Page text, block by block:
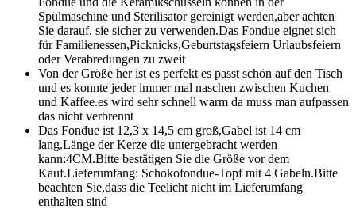
Spülmaschine und Sterilisator gereinigt werden,aber achten
Sie darauf, sie sicher zu verwenden.Das Fondue eignet sich
für Familienessen,Picknicks,Geburtstagsfeiern Urlaubsfeiern
oder Verabredungen zu zweit
Von der Größe her ist es perfekt es passt schön auf den Tisch
und es konnte jeder immer mal naschen zwischen Kuchen
und Kaffee.es wird sehr schnell warm da muss man aufpassen
das nicht verbrennt
Das Fondue ist 12,3 x 14,5 cm groß,Gabel ist 14 cm
lang.Länge der Kerze die untergebracht werden
kann:4CM.Bitte bestätigen Sie die Größe vor dem
Kauf.Lieferumfang: Schokofondue-Topf mit 4 Gabeln.Bitte
beachten Sie,dass die Teelicht nicht im Lieferumfang
enthalten sind